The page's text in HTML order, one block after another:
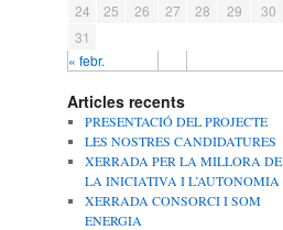
« febr.
24
25 26 27 28 29
30
31
Articles recents
PRESENTACIÓ DEL PROJECTE
LES NOSTRES CANDIDATURES
XERRADA PER LA MILLORA DE
LA INICIATIVA I L’AUTONOMIA
XERRADA CONSORCI I SOM
ENERGIA